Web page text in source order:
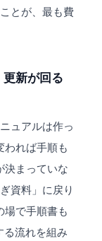
とが、最も費
新が回る
ュアルは作っ
われば手順も
決まっていな
資料」に戻り
場で手順書も
る流れを組み